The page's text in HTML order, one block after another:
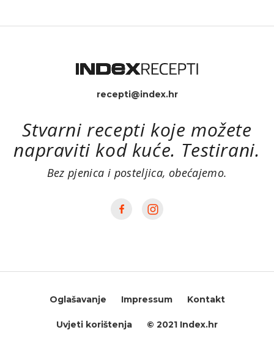
recepti@index.hr
Stvarni recepti koje možete
napraviti kod kuće. Testirani.
Bez pjenica i posteljica, obećajemo.
Oglašavanje Impressum Kontakt
Uvjeti korištenja © 2021 Index.hr